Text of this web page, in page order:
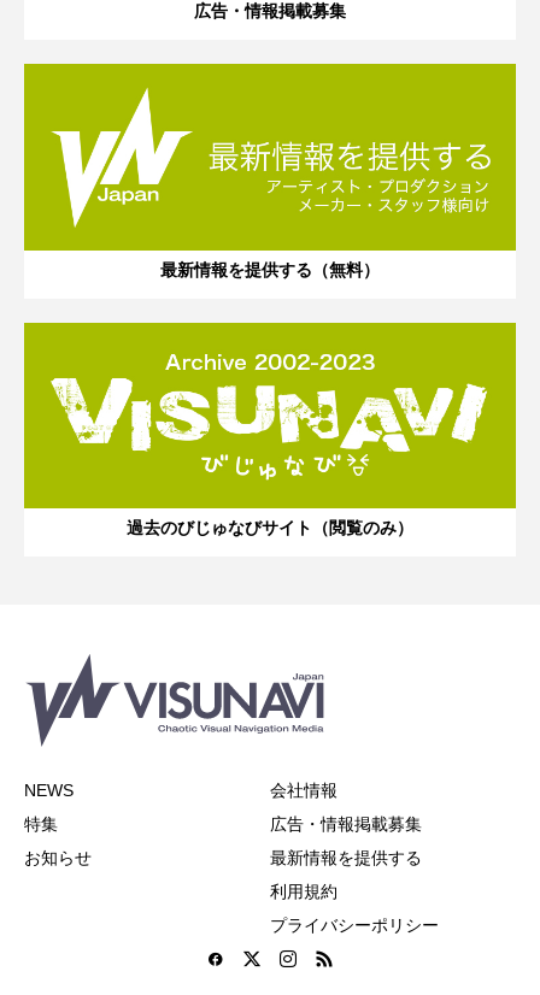
広告・情報掲載募集
最新情報を提供する（無料）
過去のびじゅなびサイト（閲覧のみ）
NEWS
特集
お知らせ
会社情報
広告・情報掲載募集
最新情報を提供する
利用規約
プライバシーポリシー